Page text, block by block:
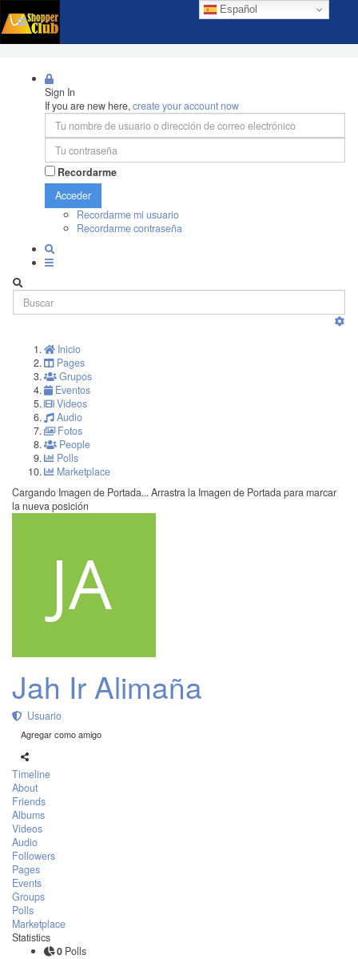
Español
Sign In
If you are new here,create your account now
Recordarme
Acceder
Recordarme mi usuario
Recordarme contraseña
Inicio
Pages
Grupos
Eventos
Videos
Audio
Fotos
People
Polls
Marketplace
Cargando Imagen de Portada... Arrastra la Imagen de Portada para marcar
la nueva posición
Jah Ir Alimaña
Usuario
Agregar como amigo
Timeline
About
Friends
Albums
Videos
Audio
Followers
Pages
Events
Groups
Polls
Marketplace
Statistics
0 Polls